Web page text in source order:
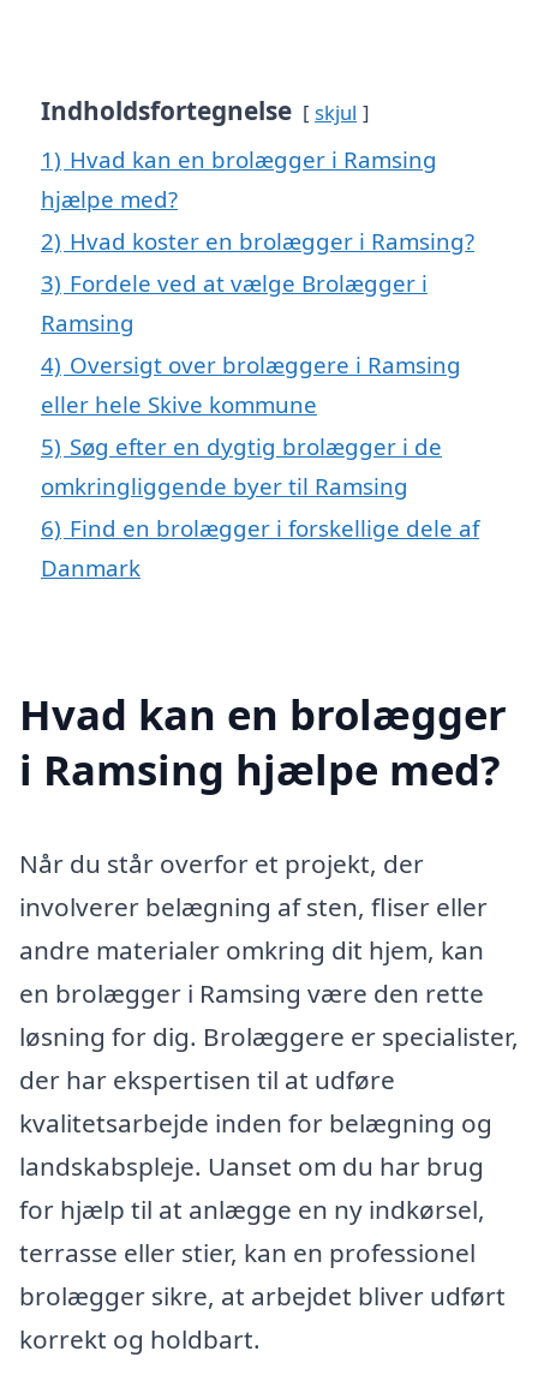
Indholdsfortegnelse skjul
1) Hvad kan en brolægger i Ramsing
hjælpe med?
2) Hvad koster en brolægger i Ramsing?
3) Fordele ved at vælge Brolægger i
Ramsing
4) Oversigt over brolæggere i Ramsing
eller hele Skive kommune
5) Søg efter en dygtig brolægger i de
omkringliggende byer til Ramsing
6) Find en brolægger i forskellige dele af
Danmark
Hvad kan en brolægger
i Ramsing hjælpe med?
Når du står overfor et projekt, der
involverer belægning af sten, fliser eller
andre materialer omkring dit hjem, kan
en brolægger i Ramsing være den rette
løsning for dig. Brolæggere er specialister,
der har ekspertisen til at udføre
kvalitetsarbejde inden for belægning og
landskabspleje. Uanset om du har brug
for hjælp til at anlægge en ny indkørsel,
terrasse eller stier, kan en professionel
brolægger sikre, at arbejdet bliver udført
korrekt og holdbart.